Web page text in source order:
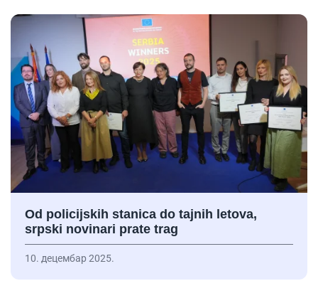
Od policijskih stanica do tajnih letova,
srpski novinari prate trag
10. децембар 2025.